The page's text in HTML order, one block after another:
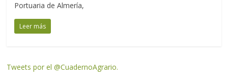
Portuaria de Almería,
Leer más
Tweets por el @CuadernoAgrario.